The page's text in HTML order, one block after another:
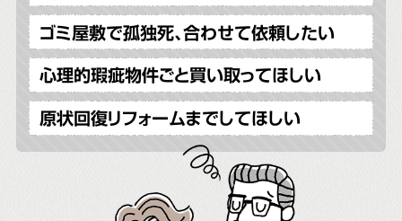
ゴミ屋敷で孤独死、合わせて依頼したい
心理的瑕疵物件ごと買い取ってほしい
原状回復リフォームまでしてほしい